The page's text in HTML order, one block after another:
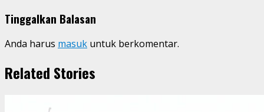
Tinggalkan Balasan
Anda harus masuk untuk berkomentar.
Related Stories